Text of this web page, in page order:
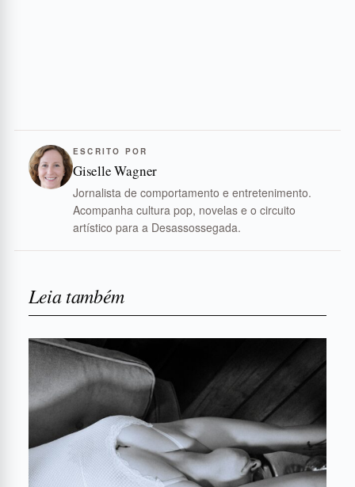
ESCRITO POR
Giselle Wagner
Jornalista de comportamento e entretenimento.
Acompanha cultura pop, novelas e o circuito
artístico para a Desassossegada.
Leia também